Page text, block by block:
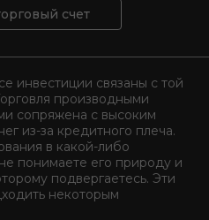
счет
инвестиции связаны с той
производными
сопряжена с высоким
из-за кредитного плеча.
в какой-либо
понимаете его природу и
подвергаетесь. Эти
некоторым